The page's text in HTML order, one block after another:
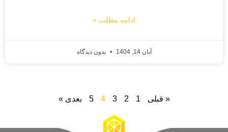
ادامه مطلب »
آبان 14, 1404 بدون دیدگاه
« قبلی 1
2
3
4
5 بعدی »